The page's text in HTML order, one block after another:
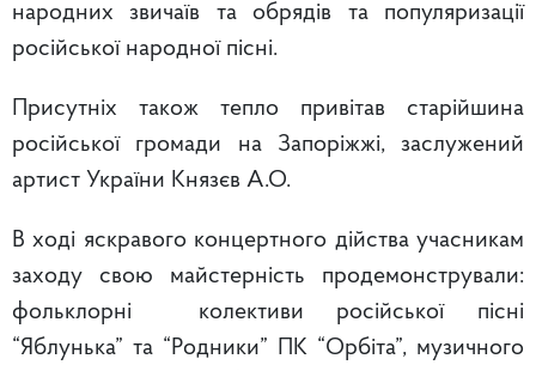
народних звичаїв та обрядів та популяризації
російської народної пісні.
Присутніх також тепло привітав старійшина
російської громади на Запоріжжі, заслужений
артист України Князєв А.О.
В ході яскравого концертного дійства учасникам
заходу свою майстерність продемонстрували:
фольклорні колективи російської пісні
“Яблунька” та “Родники” ПК “Орбіта”, музичного